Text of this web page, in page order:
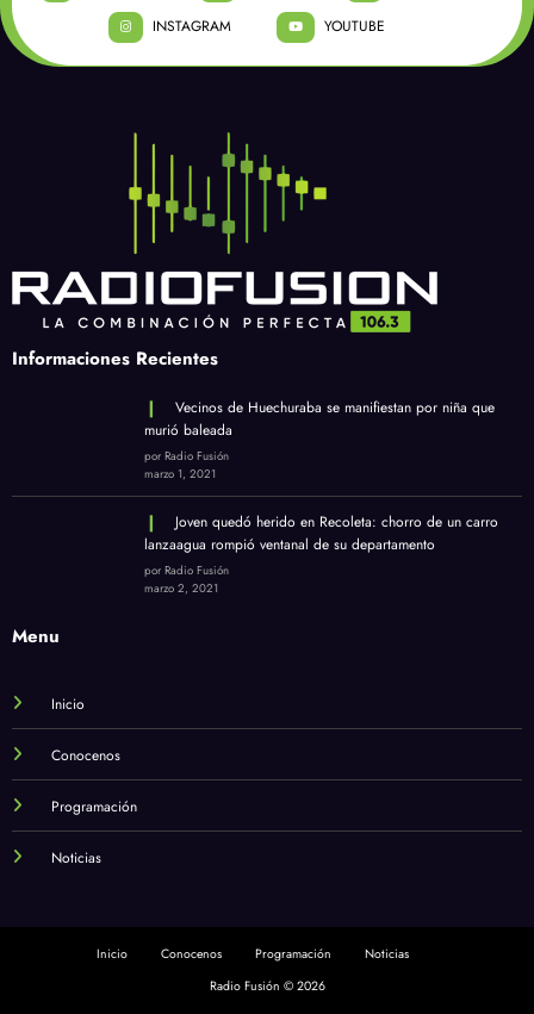
INSTAGRAM
YOUTUBE
Informaciones Recientes
Vecinos de Huechuraba se manifiestan por niña que
murió baleada
por Radio Fusión
marzo 1, 2021
Joven quedó herido en Recoleta: chorro de un carro
lanzaagua rompió ventanal de su departamento
por Radio Fusión
marzo 2, 2021
Menu
Inicio
Conocenos
Programación
Noticias
Inicio Conocenos Programación
Noticias
Radio Fusión © 2026